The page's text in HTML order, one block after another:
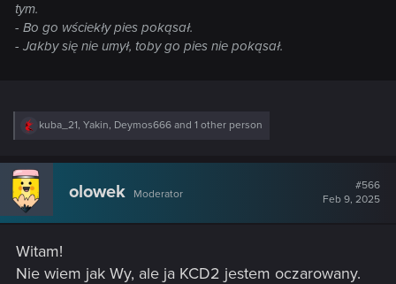
tym.
- Bo go wściekły pies pokąsał.
- Jakby się nie umył, toby go pies nie pokąsał.
R
c
t
i
n
:
kuba_21, Yakin, Deymos666 and 1 other person
olowek Moderator
#566
Feb 9, 2025
Witam!
Nie wiem jak Wy, ale ja KCD2 jestem oczarowany.